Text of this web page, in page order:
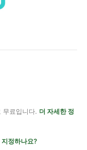
무료입니다. 더 자세한 정
정하나요?